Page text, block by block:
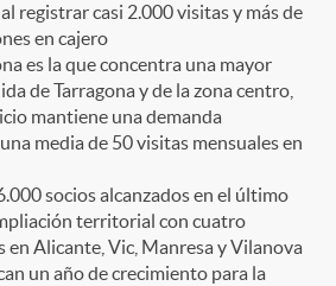
registrar casi 2.000 visitas y más de
en cajero
es la que concentra una mayor
de Tarragona y de la zona centro,
mantiene una demanda
media de 50 visitas mensuales en
socios alcanzados en el último
territorial con cuatro
en Alicante, Vic, Manresa y Vilanova
un año de crecimiento para la